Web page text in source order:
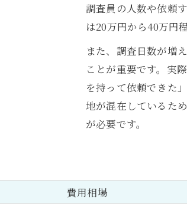
安さだけで選ばないため
短期の浮気調査は千葉県市川
市川市で短期浮気調査プ
1日だけの浮気調査は依頼
短期間で証拠を押さえる
短期調査のメリットとデ
急な依頼に対応できる浮気
証拠の質を高める調査の進
調査員の人数や依頼
は20万円から40万円
また、調査日数が増
ことが重要です。実
を持って依頼できた
地が混在しているた
が必要です。
費用相場